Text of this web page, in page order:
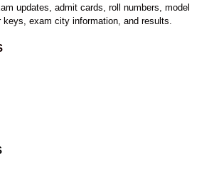
updates, admit cards, roll numbers, model
keys, exam city information, and results.